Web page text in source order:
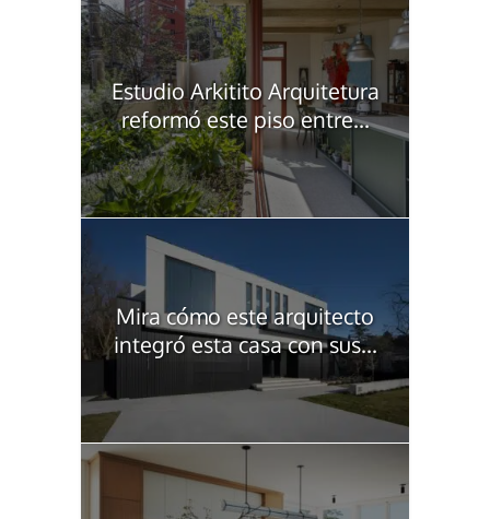
Estudio Arkitito Arquitetura
reformó este piso entre...
Mira cómo este arquitecto
integró esta casa con sus...